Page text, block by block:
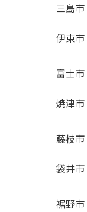
三島市
伊東市
富士市
焼津市
藤枝市
袋井市
裾野市